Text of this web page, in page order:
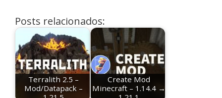
Posts relacionados:
Terralith 2.5 –
Mod/Datapack –
Create Mod
Minecraft – 1.14.4 →